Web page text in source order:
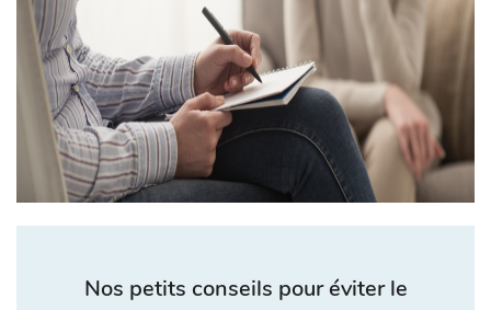
Nos petits conseils pour éviter le